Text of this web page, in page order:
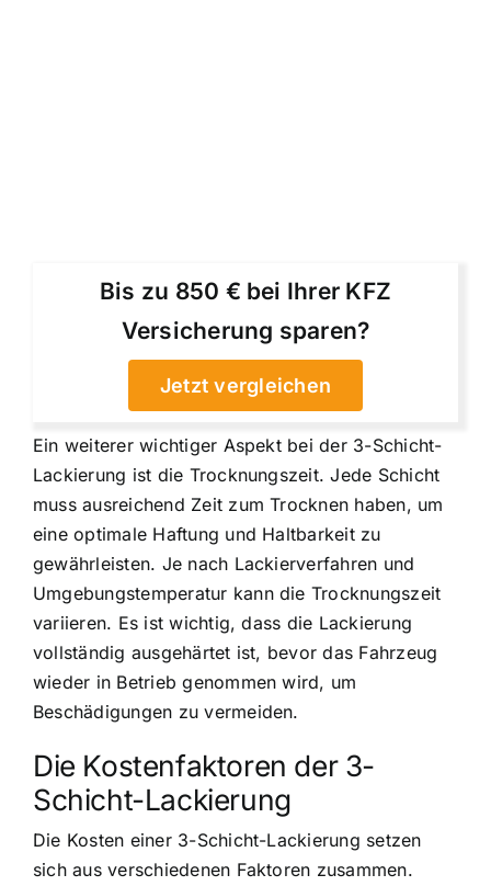
Bis zu 850 € bei Ihrer KFZ
Versicherung sparen?
Jetzt vergleichen
Ein weiterer wichtiger Aspekt bei der 3-Schicht-
Lackierung ist die Trocknungszeit. Jede Schicht
muss ausreichend Zeit zum Trocknen haben, um
eine optimale Haftung und Haltbarkeit zu
gewährleisten. Je nach Lackierverfahren und
Umgebungstemperatur kann die Trocknungszeit
variieren. Es ist wichtig, dass die Lackierung
vollständig ausgehärtet ist, bevor das Fahrzeug
wieder in Betrieb genommen wird, um
Beschädigungen zu vermeiden.
Die Kostenfaktoren der 3-
Schicht-Lackierung
Die Kosten einer 3-Schicht-Lackierung setzen
sich aus verschiedenen Faktoren zusammen.